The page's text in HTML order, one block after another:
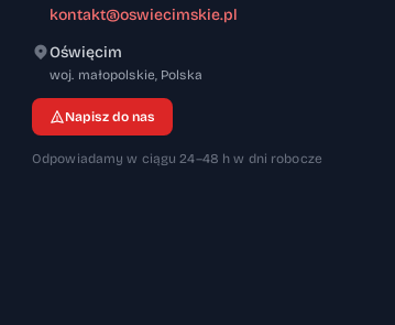
kontakt@oswiecimskie.pl
Oświęcim
woj. małopolskie, 32-600
Polska
Napisz do nas
Odpowiadamy w ciągu 24–48 h w dni robocze